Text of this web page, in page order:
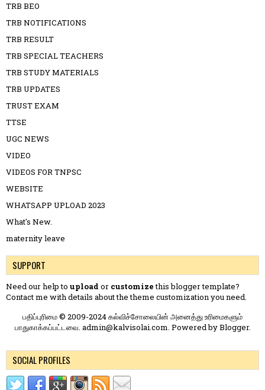
TRB BEO
TRB NOTIFICATIONS
TRB RESULT
TRB SPECIAL TEACHERS
TRB STUDY MATERIALS
TRB UPDATES
TRUST EXAM
TTSE
UGC NEWS
VIDEO
VIDEOS FOR TNPSC
WEBSITE
WHATSAPP UPLOAD 2023
What's New.
maternity leave
SUPPORT
Need our help to upload or customizethis blogger template?
Contact me with details about the theme customization you need.
பதிப்புரிமை © 2009-2024 கல்விச்சோலையின் அனைத்து உரிமைகளும்
பாதுகாக்கப்பட்டவை. admin@kalvisolai.com. Powered byBlogger.
SOCIAL PROFILES